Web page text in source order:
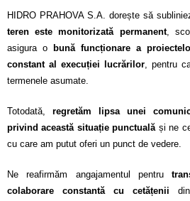
HIDRO PRAHOVA S.A. dorește să
teren este monitorizată permanent,
asigura o
bună funcționare a
constant al execuției lucrărilor, pentru
termenele asumate.
Totodată, regretăm lipsa unei
privind această situație punctualăși ne
cu care am putut oferi un punct de vedere.
Ne reafirmăm angajamentul pentru
colaborare constantă cu cetățenii